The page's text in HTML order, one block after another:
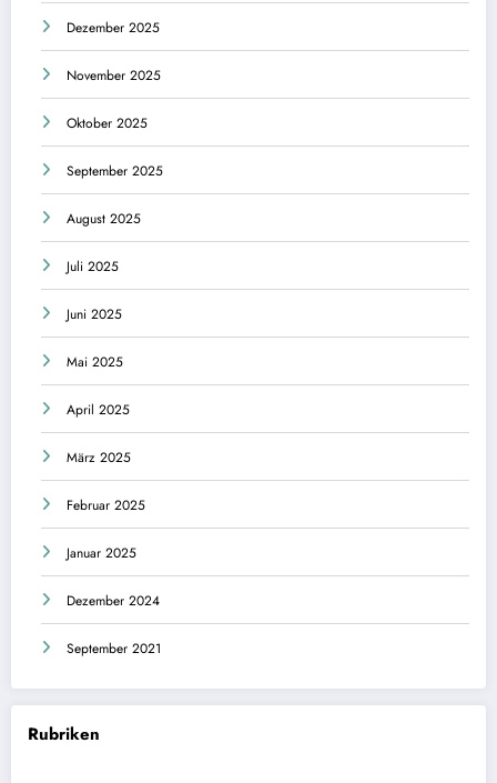
Dezember 2025
November 2025
Oktober 2025
September 2025
August 2025
Juli 2025
Juni 2025
Mai 2025
April 2025
März 2025
Februar 2025
Januar 2025
Dezember 2024
September 2021
Rubriken